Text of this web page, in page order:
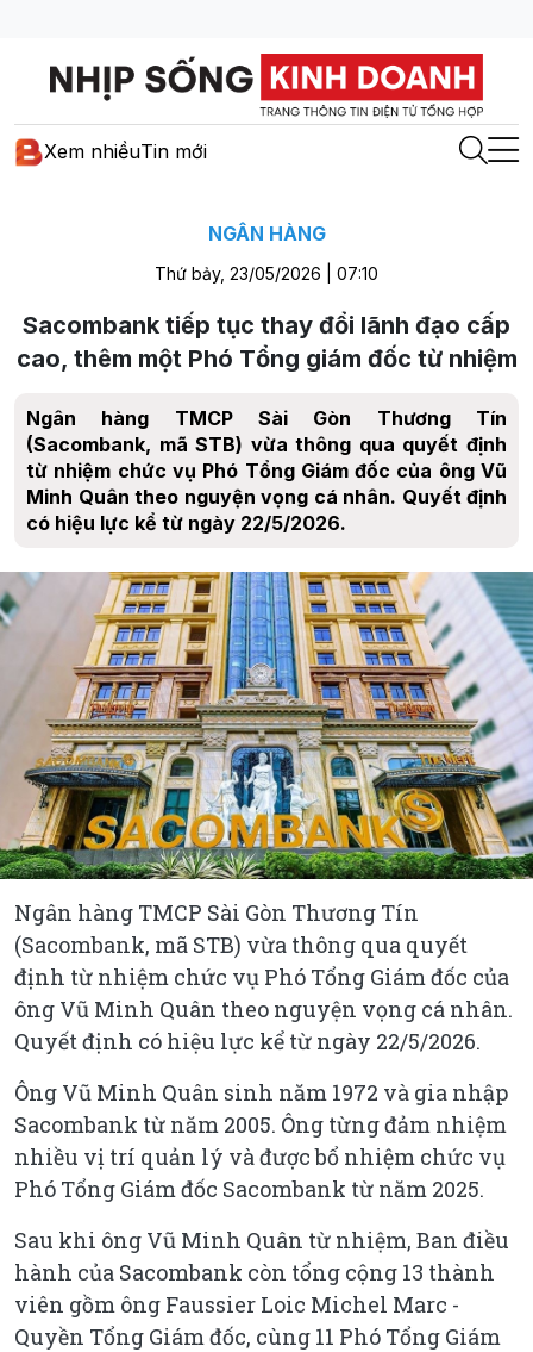
Xem nhiềuTin mới
NGÂN HÀNG
Thứ bảy, 23/05/2026 | 07:10
Sacombank tiếp tục thay đổi lãnh đạo cấp
cao, thêm một Phó Tổng giám đốc từ nhiệm
Ngân hàng TMCP Sài Gòn Thương Tín
(Sacombank, mã STB) vừa thông qua quyết định
từ nhiệm chức vụ Phó Tổng Giám đốc của ông Vũ
Minh Quân theo nguyện vọng cá nhân. Quyết định
có hiệu lực kể từ ngày 22/5/2026.
Ngân hàng TMCP Sài Gòn Thương Tín
(Sacombank, mã STB) vừa thông qua quyết
định từ nhiệm chức vụ Phó Tổng Giám đốc của
ông Vũ Minh Quân theo nguyện vọng cá nhân.
Quyết định có hiệu lực kể từ ngày 22/5/2026.
Ông Vũ Minh Quân sinh năm 1972 và gia nhập
Sacombank từ năm 2005. Ông từng đảm nhiệm
nhiều vị trí quản lý và được bổ nhiệm chức vụ
Phó Tổng Giám đốc Sacombank từ năm 2025.
Sau khi ông Vũ Minh Quân từ nhiệm, Ban điều
hành của Sacombank còn tổng cộng 13 thành
viên gồm ông Faussier Loic Michel Marc -
Quyền Tổng Giám đốc, cùng 11 Phó Tổng Giám